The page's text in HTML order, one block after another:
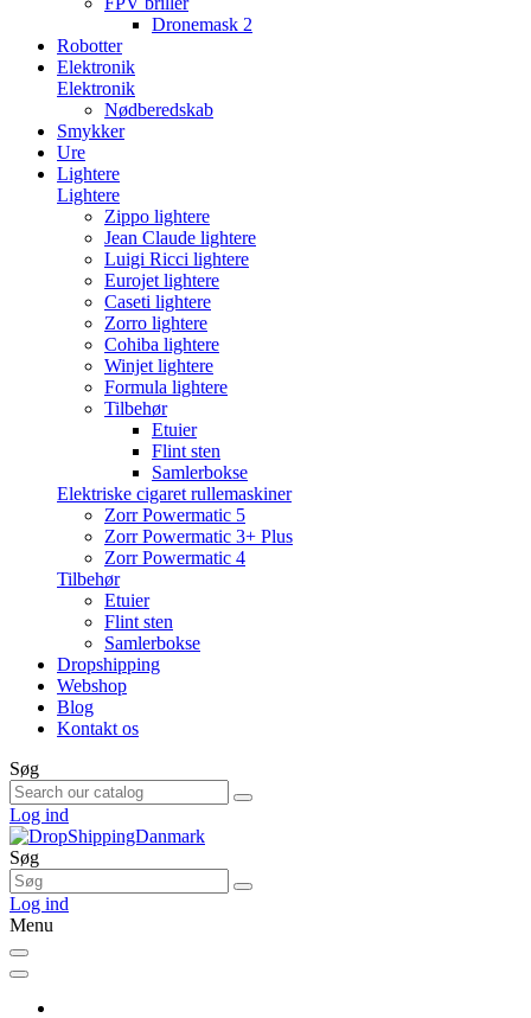
Dronemask 2
Robotter
Elektronik
Elektronik
Nødberedskab
Smykker
Ure
Lightere
Lightere
Zippo lightere
Jean Claude lightere
Luigi Ricci lightere
Eurojet lightere
Caseti lightere
Zorro lightere
Cohiba lightere
Winjet lightere
Formula lightere
Tilbehør
Etuier
Flint sten
Samlerbokse
Elektriske cigaret rullemaskiner
Zorr Powermatic 5
Zorr Powermatic 3+ Plus
Zorr Powermatic 4
Tilbehør
Etuier
Flint sten
Samlerbokse
Dropshipping
Webshop
Blog
Kontakt os
Søg
Log ind
Søg
Log ind
Menu